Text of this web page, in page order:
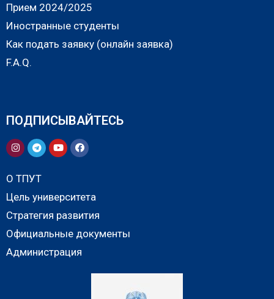
Прием 2024/2025
Иностранные студенты
Как подать заявку (онлайн заявка)
F.A.Q.
ПОДПИСЫВАЙТЕСЬ
О ТПУТ
Цель университета
Стратегия развития
Официальные документы
Администрация